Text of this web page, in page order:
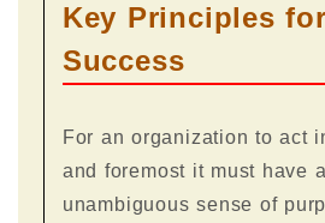
Key Principles
Success
For an organization to act
and foremost it must have
unambiguous sense of